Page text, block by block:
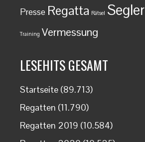
Presse Regatta Rätsel Segler
Training Vermessung
LESEHITS GESAMT
Startseite (89.713)
Regatten (11.790)
Regatten 2019 (10.584)